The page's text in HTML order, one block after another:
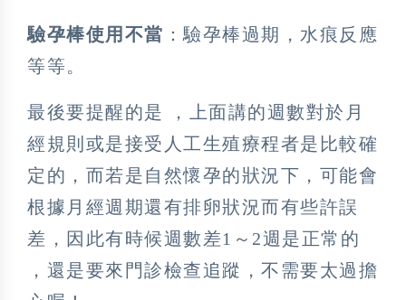
驗孕棒使用不當 ：驗孕棒過期，水痕反應
等等。
最後要提醒的是 ，上面講的週數對於月
經規則或是接受人工生殖療程者是比較確
定的，而若是自然懷孕的狀況下，可能會
根據月經週期還有排卵狀況而有些許誤
差，因此有時候週數差1～2週是正常的
，還是要來門診檢查追蹤，不需要太過擔